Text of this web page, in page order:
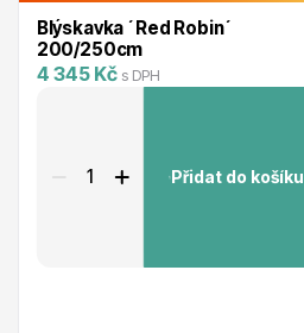
Blýskavka ´Red Robin´
200/250cm
4 345 Kč s DPH
Přidat do košíku